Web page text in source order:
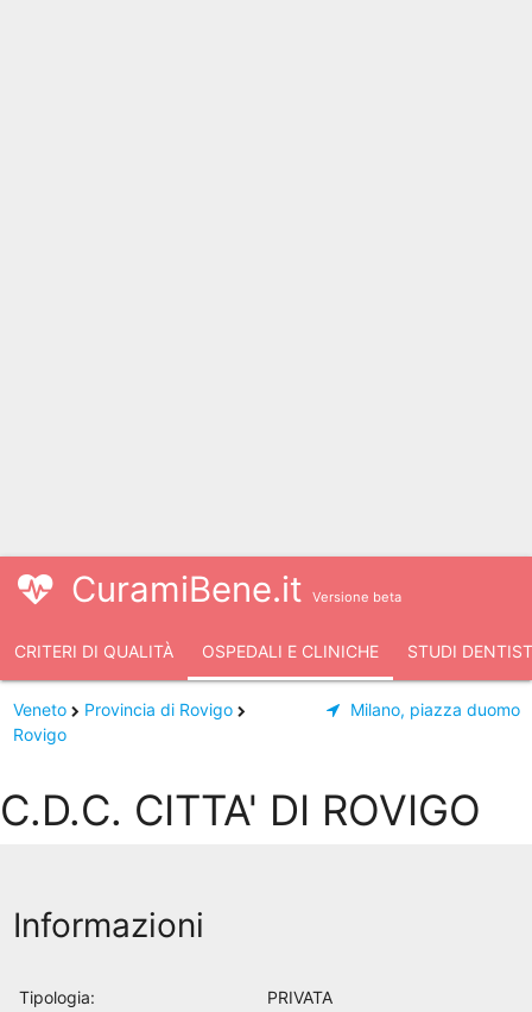
CuramiBene.it Versione beta
CRITERI DI QUALITÀ OSPEDALI E CLINICHE STUDI
Veneto
Provincia di Rovigo
Rovigo
Milano, piazza duomo
C.D.C. CITTA' DI ROVIGO
Informazioni
Tipologia: PRIVATA